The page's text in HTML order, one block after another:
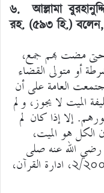
৬. আল্লামা
রহ. (৫৯৩ হি.)বলেন,
حتى مضت بهم جمع،
أو متولى القضاء
العامة على أن
الميت لا يجوز، ولم
إلا إذا كان لم
الكل هو الميت،
الله عنه صلى
بالناس. -التجنيس والمزيد للمرغيناني: ২/২০০، ادارة القرآن،